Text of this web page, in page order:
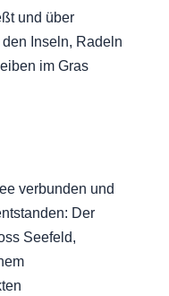
und über
Inseln, Radeln
im Gras
verbunden und
Der
Seefeld,